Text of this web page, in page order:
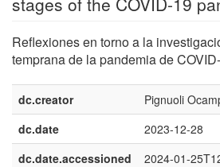
Reflexiones en torno a la
temprana de la pandemia de
dc.creator
Pignuoli
dc.date
2023-12-28
dc.date.accessioned
2024-01-